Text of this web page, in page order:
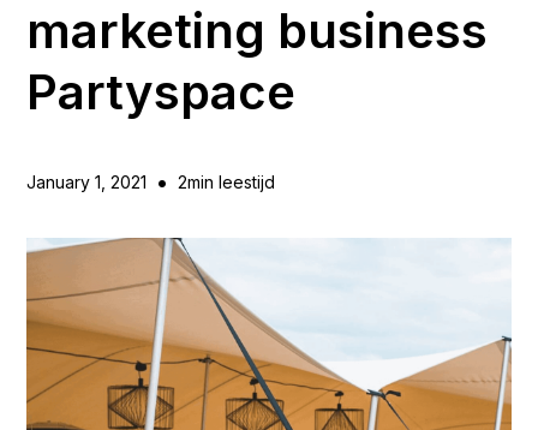
marketing business
Partyspace
January 1, 2021 • 2min leestijd